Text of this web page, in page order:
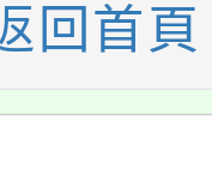
情可洽有
習
及科技
案入校路
專業人
回首頁